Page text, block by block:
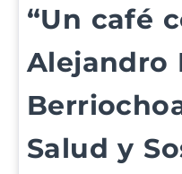
“Un café
Alejandro
Salud y